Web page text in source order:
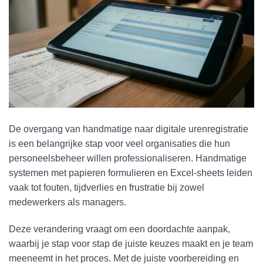
De overgang van handmatige naar digitale urenregistratie
is een belangrijke stap voor veel organisaties die hun
personeelsbeheer willen professionaliseren. Handmatige
systemen met papieren formulieren en Excel-sheets leiden
vaak tot fouten, tijdverlies en frustratie bij zowel
medewerkers als managers.
Deze verandering vraagt om een doordachte aanpak,
waarbij je stap voor stap de juiste keuzes maakt en je team
meeneemt in het proces. Met de juiste voorbereiding en